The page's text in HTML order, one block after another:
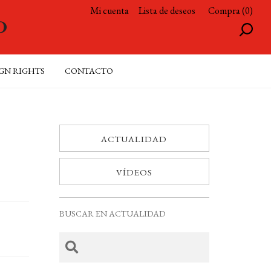
Mi cuenta Lista de deseos Compra (0)
RIGHTS CONTACTO
ACTUALIDAD
VÍDEOS
BUSCAR EN ACTUALIDAD